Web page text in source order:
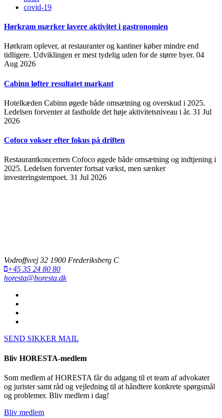
covid-19
Hørkram mærker lavere aktivitet i gastronomien
Hørkram oplever, at restauranter og kantiner køber mindre end
tidligere. Udviklingen er mest tydelig uden for de større byer. 04
Aug 2026
Cabinn løfter resultatet markant
Hotelkæden Cabinn øgede både omsætning og overskud i 2025.
Ledelsen forventer at fastholde det høje aktivitetsniveau i år. 31 Jul
2026
Cofoco vokser efter fokus på driften
Restaurantkoncernen Cofoco øgede både omsætning og indtjening i
2025. Ledelsen forventer fortsat vækst, men sænker
investeringstempoet. 31 Jul 2026
Vodroffsvej 32 1900 Frederiksberg C
+45 35 24 80 80
horesta@horesta.dk
SEND SIKKER MAIL
Bliv HORESTA-medlem
Som medlem af HORESTA får du adgang til et team af advokater
og jurister samt råd og vejledning til at håndtere konkrete spørgsmål
og problemer. Bliv medlem i dag!
Bliv medlem